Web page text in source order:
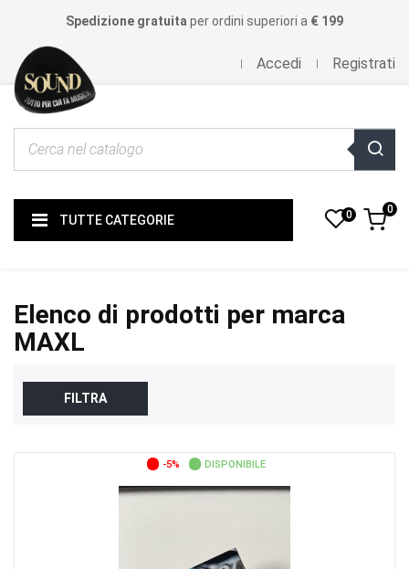
Spedizione gratuita per ordini superiori a € 199
Accedi Registrati
TUTTE CATEGORIE 0 0
Elenco di prodotti per marca
MAXL
FILTRA
-5% DISPONIBILE